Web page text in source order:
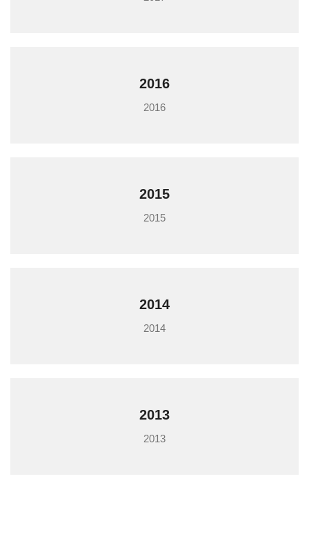
2016
2016
2015
2015
2014
2014
2013
2013